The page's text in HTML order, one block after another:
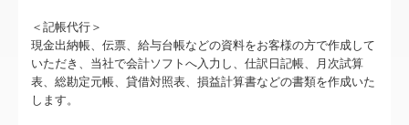
補助金・助成金・融資情報
関与先向け融資商品ご紹介
＜記帳代行＞
現金出納帳、伝票、給与台帳などの資料をお客様の方で作成して
いただき、当社で会計ソフトへ入力し、仕訳日記帳、月次試算
表、総勘定元帳、貸借対照表、損益計算書などの書類を作成いた
します。